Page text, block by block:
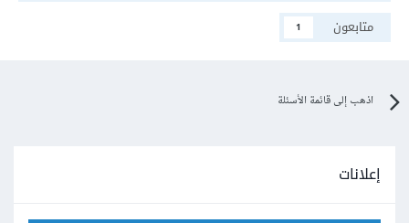
متابعون
1
اذهب إلى قائمة الأسئلة
إعلانات